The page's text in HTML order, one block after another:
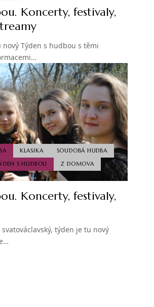
Koncerty, festivaly,
Týden s hudbou s těmi
KLASIKA
SOUDOBÁ HUDBA
S HUDBOU
Z DOMOVA
Koncerty, festivaly,
týden je tu nový